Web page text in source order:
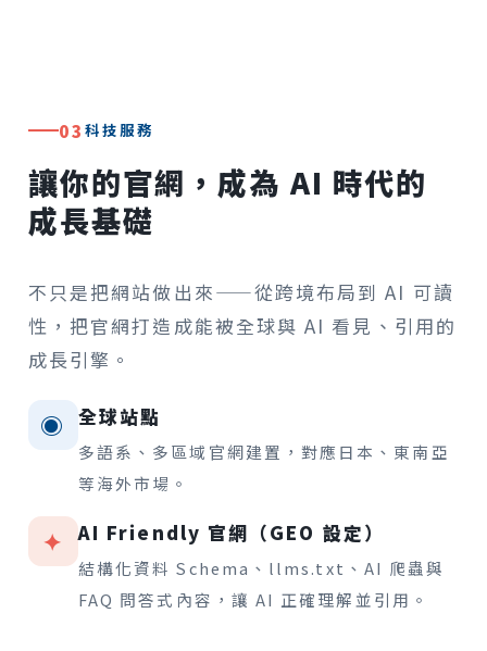
03 科技服務
讓你的官網，成為 AI 時代的
成長基礎
不只是把網站做出來——從跨境布局到 AI 可讀
性，把官網打造成能被全球與 AI 看見、引用的
成長引擎。
◉ 全球站點
多語系、多區域官網建置，對應日本、東南亞
等海外市場。
✦ AI Friendly 官網（GEO 設定）
結構化資料 Schema、llms.txt、AI 爬蟲與
FAQ 問答式內容，讓 AI 正確理解並引用。